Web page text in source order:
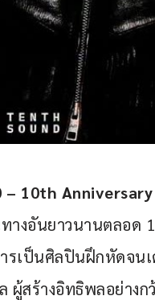
– 10th
างอันยาวนานตลอด
รเป็นศิลปินฝึกหัดจน
สร้างอิทธิพลอย่างก